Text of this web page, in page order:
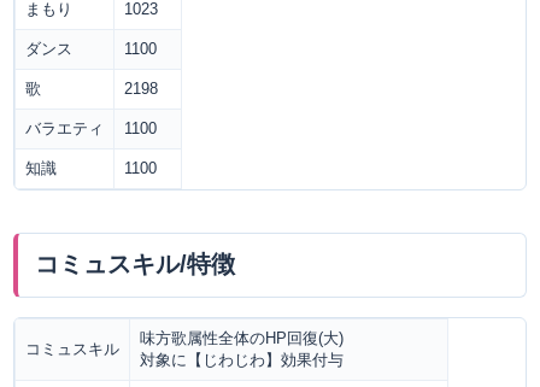
まもり 1023
ダンス 1100
歌 2198
バラエティ 1100
知識 1100
コミュスキル/特徴
コミュスキル
味方歌属性全体のHP回復(大)
対象に【じわじわ】効果付与